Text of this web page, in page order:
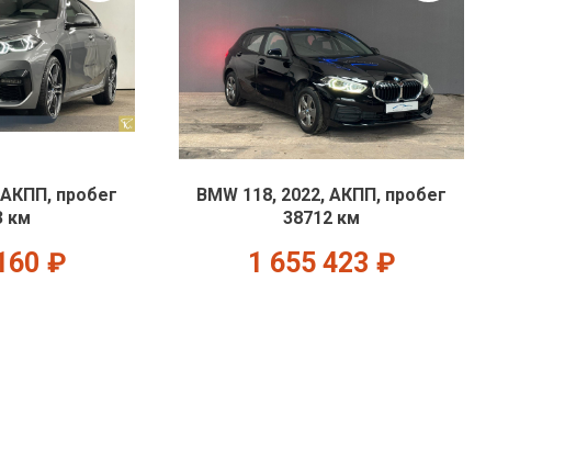
АКПП, пробег
км
₽
BMW 118, 2022, АКПП, пробег
38712 км
1 655 423 ₽